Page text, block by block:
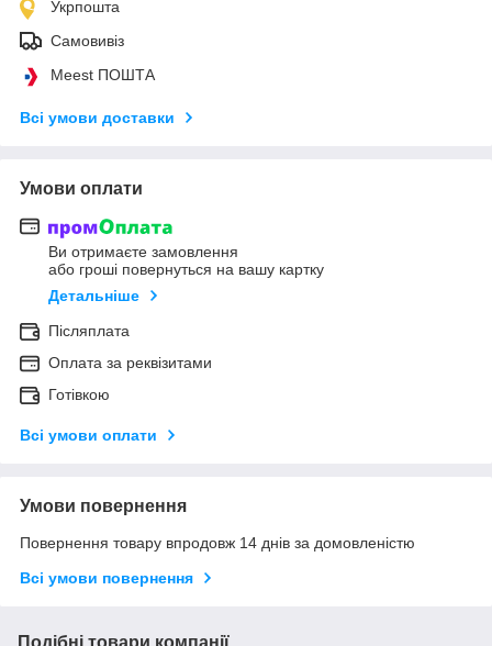
Укрпошта
Самовивіз
Meest ПОШТА
Всі умови доставки
Умови оплати
Ви отримаєте замовлення
або гроші повернуться на вашу картку
Детальніше
Післяплата
Оплата за реквізитами
Готівкою
Всі умови оплати
Умови повернення
Повернення товару впродовж 14 днів за домовленістю
Всі умови повернення